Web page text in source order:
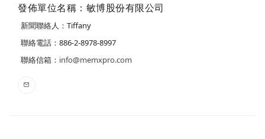
發佈單位名稱：敏博股份有限公司
新聞聯絡人：Tiffany
聯絡電話：886-2-8978-8997
聯絡信箱： info@memxpro.com